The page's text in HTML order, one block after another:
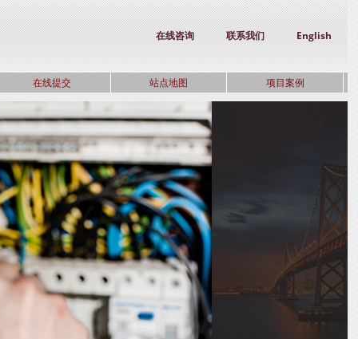
English
联系我们
在线咨询
在线提交 站点地图 项目案例